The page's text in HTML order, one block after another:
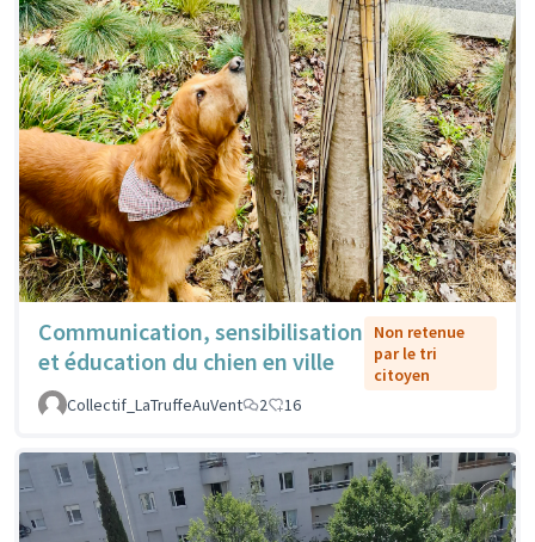
Communication, sensibilisation
et éducation du chien en ville
Non retenue
par le tri
citoyen
Collectif_LaTruffeAuVent
2 16